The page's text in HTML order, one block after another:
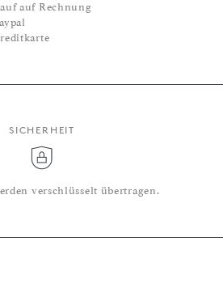
auf Rechnung
SICHERHEIT
verschlüsselt übertragen.